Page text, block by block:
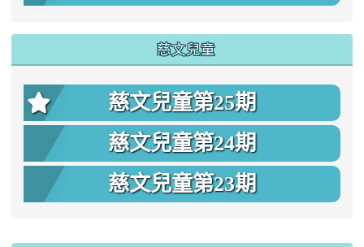
慈文兒童
慈文兒童第25期
慈文兒童第24期
慈文兒童第23期